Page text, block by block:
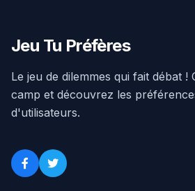
Jeu Tu Préfères
Le jeu de dilemmes qui fait débat !
camp et découvrez les
d'utilisateurs.